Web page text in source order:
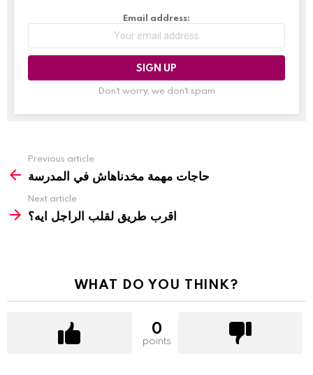
Email address:
Don't worry, we don't spam
Previous article
حاجات مهمة مخدناهاش في المدرسة
Next article
اقرب طريق لقلب الراجل ايه؟
WHAT DO YOU THINK?
0
points